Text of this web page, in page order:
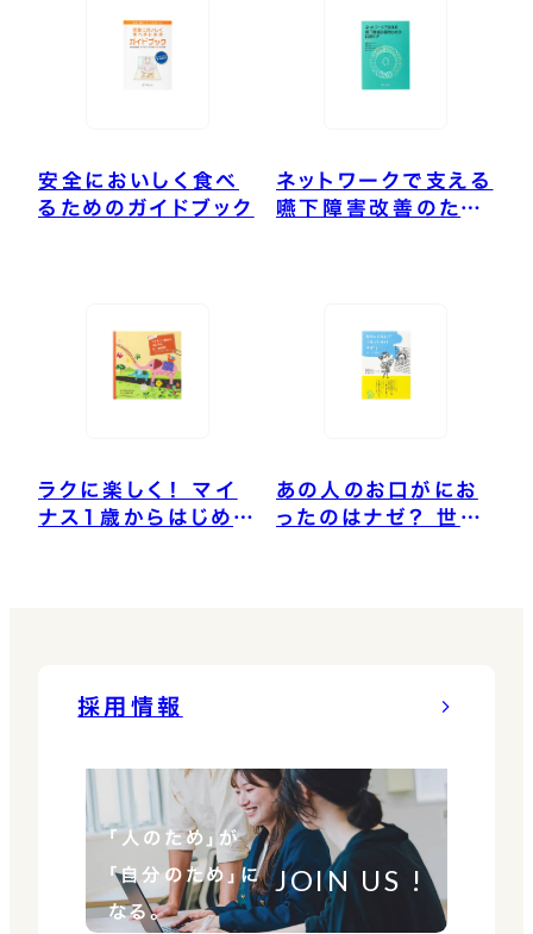
安全においしく食べ
るためのガイドブック
ネットワークで支える
嚥下障害改善のため
ラクに楽しく！ マイ
ナス1歳からはじめる
あの人のお口がにお
ったのはナゼ？ 世界
採用情報
「人のため」が
「自分のため」に
なる。
JOIN US !